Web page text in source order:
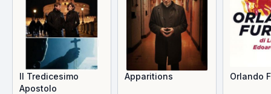
Il Tredicesimo
Apostolo
Apparitions Orlando